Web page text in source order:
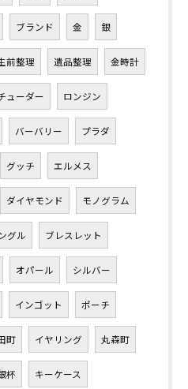
ブランド 金 銀
前整理 遺品整理 金時計
ューダー ロンジン
バーバリー プラダ
グッチ エルメス
ダイヤモンド モノグラム
グル ブレスレット
オパール シルバー
インゴット ポーチ
町 イヤリング 丸森町
杯 キーケース